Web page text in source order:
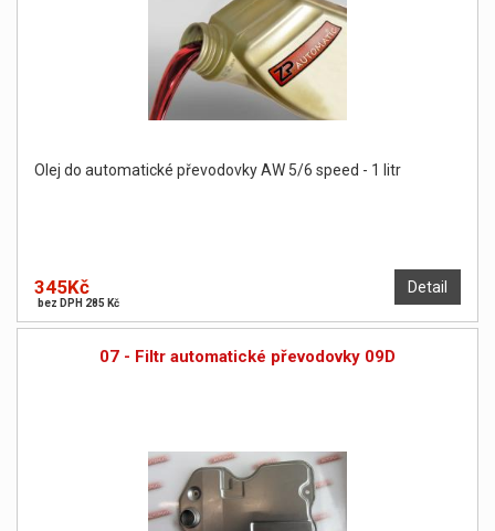
Olej do automatické převodovky AW 5/6 speed - 1 litr
Detail
345Kč
bez DPH 285 Kč
07 - Filtr automatické převodovky 09D